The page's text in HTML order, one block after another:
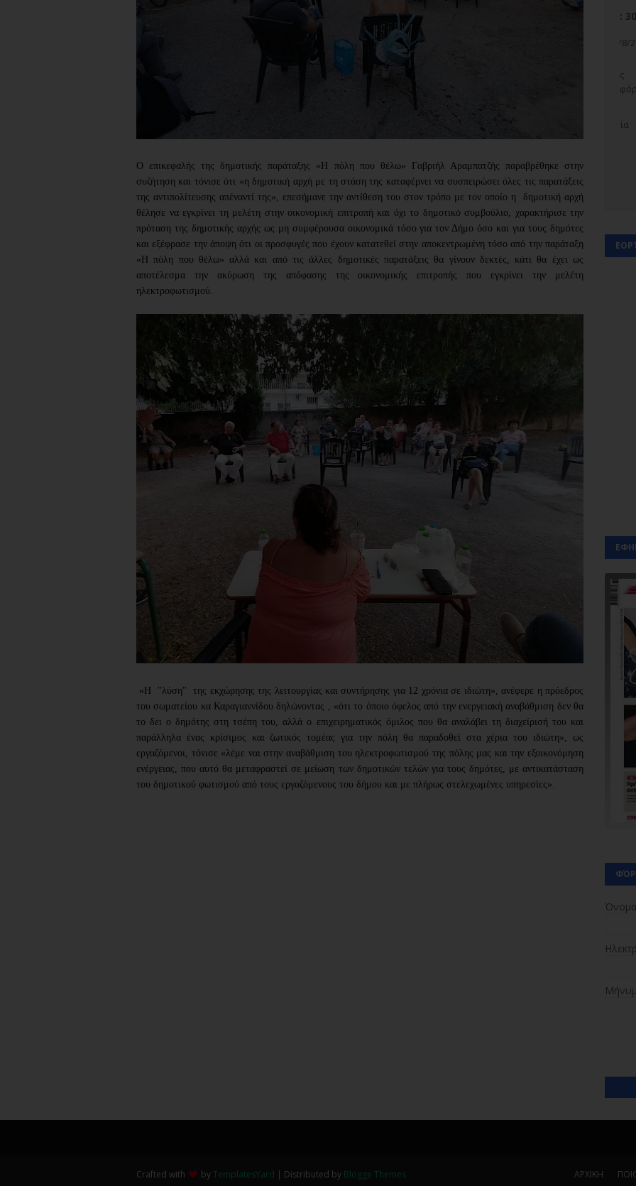
Ο επικεφαλής της δημοτικής παράταξης «Η πόλη που θέλω» Γαβριήλ Αραμπατζής παραβρέθηκε στην
συζήτηση και τόνισε ότι «η δημοτική αρχή με τη στάση της καταφέρνει να συσπειρώσει όλες τις παρατάξεις
της αντιπολίτευσης απέναντί της», επεσήμανε την αντίθεση του στον τρόπο με τον οποίο η  δημοτική αρχή
θέλησε να εγκρίνει τη μελέτη στην οικονομική επιτροπή και όχι το δημοτικό συμβούλιο, χαρακτήρισε την
πρόταση της δημοτικής αρχής ως μη συμφέρουσα οικονομικά τόσο για τον Δήμο όσο και για τους δημότες
και εξέφρασε την άποψη ότι οι προσφυγές που έχουν κατατεθεί στην αποκεντρωμένη τόσο από την παράταξη
«Η πόλη που θέλω» αλλά και από τις άλλες δημοτικές παρατάξεις θα γίνουν δεκτές, κάτι θα έχει ως
αποτέλεσμα την ακύρωση της απόφασης της οικονομικής επιτροπής που εγκρίνει την μελέτη
ηλεκτροφωτισμού.
του σωματείου κα Καραγιαννίδου δηλώνοντας , «ότι το όποιο όφελος από την ενεργειακή αναβάθμιση δεν θα
το δει ο δημότης στη τσέπη του, αλλά ο επιχειρηματικός όμιλος που θα αναλάβει τη διαχείρισή του και
παράλληλα ένας κρίσιμος και ζωτικός τομέας για την πόλη θα παραδοθεί στα χέρια του ιδιώτη», ως
εργαζόμενοι, τόνισε «λέμε ναι στην αναβάθμιση του ηλεκτροφωτισμού της πόλης μας και την εξοικονόμηση
ενέργειας, που αυτό θα μεταφραστεί σε μείωση των δημοτικών τελών για τους δημότες, με αντικατάσταση
του δημοτικού φωτισμού από τους εργαζόμενους του δήμου και με πλήρως στελεχωμένες υπηρεσίες».
Όνομα
ΑΡΧΙΚΗ
Crafted with byTemplatesYard | Distributed by Blogge Themes